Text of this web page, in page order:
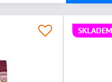
SKLADEM